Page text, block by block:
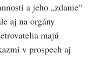
a jeho „zdanie“
aj na orgány
majú
v prospech aj